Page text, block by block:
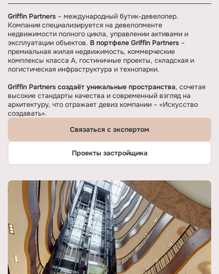
Griffin Partners – международный бутик-девелопер.
Компания специализируется на девелопменте
недвижимости полного цикла, управлении активами и
эксплуатации объектов. В портфеле Griffin Partners –
премиальная жилая недвижимость, коммерческие
комплексы класса А, гостиничные проекты, складская и
логистическая инфраструктура и технопарки.
Griffin Partners создаёт уникальные пространства, сочетая
высокие стандарты качества и современный взгляд на
архитектуру, что отражает девиз компании – «Искусство
создавать».
Связаться с экспертом
Проекты застройщика